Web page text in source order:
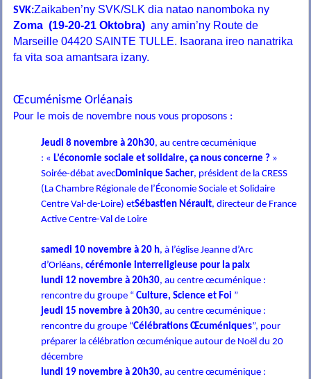
SVK:Zaikaben’ny SVK/SLK dia natao nanomboka ny
Zoma (19-20-21 Oktobra) any amin’ny Route de
Marseille 04420 SAINTE TULLE. Isaorana ireo nanatrika
fa vita soa amantsara izany.
Œcuménisme Orléanais
Pour le mois de novembre nous vous proposons :
Jeudi 8 novembre à 20h30, au centre œcuménique
: « L’économie sociale et solidaire, ça nous concerne ? »
Soirée-débat avecDominique Sacher, président de la CRESS
(La Chambre Régionale de l’Économie Sociale et Solidaire
Centre Val-de-Loire) etSébastien Nérault, directeur de France
Active Centre-Val de Loire
samedi 10 novembre à 20 h, à l’église Jeanne d’Arc
d’Orléans, cérémonie interreligieuse pour la paix
lundi 12 novembre à 20h30, au centre œcuménique :
rencontre du groupe “ Culture, Science et Foi ”
jeudi 15 novembre à 20h30, au centre œcuménique :
rencontre du groupe “Célébrations Œcuméniques”, pour
préparer la célébration œcuménique autour de Noël du 20
décembre
lundi 19 novembre à 20h30, au centre œcuménique :